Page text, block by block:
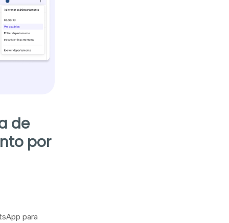
de
por
para